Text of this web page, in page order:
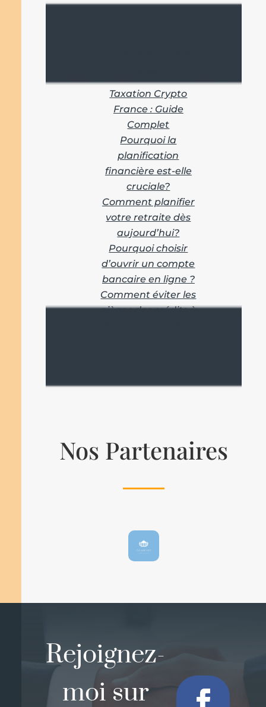
Taxation Crypto
France : Guide
Complet
Pourquoi la
planification
financière est-elle
cruciale?
Comment planifier
votre retraite dès
aujourd’hui?
Pourquoi choisir
d’ouvrir un compte
bancaire en ligne ?
Comment éviter les
pièges des crédits à
Nos Partenaires
Rejoignez-
moi sur